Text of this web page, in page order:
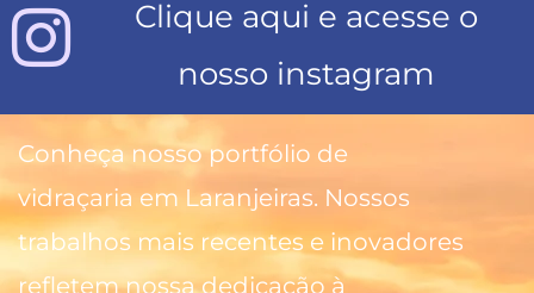
Clique aqui e acesse o
nosso instagram
Conheça nosso portfólio de
vidraçaria em Laranjeiras. Nossos
trabalhos mais recentes e inovadores
refletem nossa dedicação à